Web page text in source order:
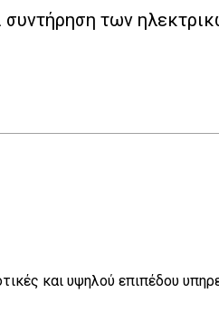
συντήρηση των
και υψηλού επιπέδου